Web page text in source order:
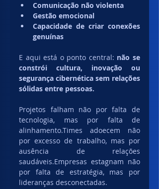
Comunicação não violenta
Gestão emocional
Capacidade de criar conexões
genuínas
E aqui está o ponto central: não se
constrói cultura, inovação ou
segurança cibernética sem relações
sólidas entre pessoas.
Projetos falham não por falta de
tecnologia, mas por falta de
alinhamento.Times adoecem não
por excesso de trabalho, mas por
ausência de relações
saudáveis.Empresas estagnam não
por falta de estratégia, mas por
lideranças desconectadas.